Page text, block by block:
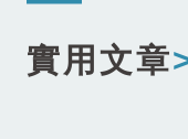
實用文章